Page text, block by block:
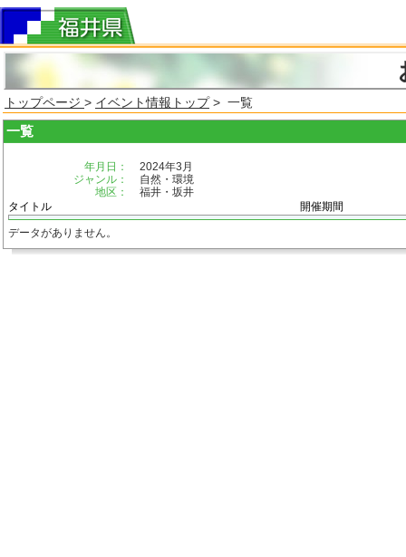
トップページ > イベント情報トップ> 一覧
一覧
年月日：
2024年3月
ジャンル：
自然・環境
地区：
福井・坂井
タイトル
開催期間
データがありません。